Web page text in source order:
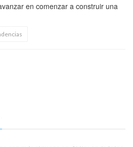
en comenzar a construir una